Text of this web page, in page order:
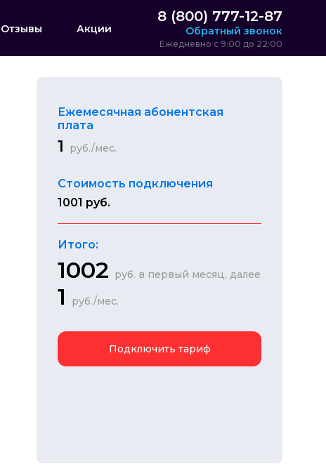
Отзывы Акции
8 (800) 777-12-87
Обратный звонок
Ежедневно с 9:00 до 22:00
Ежемесячная абонентская
плата
1 руб./мес.
Стоимость подключения
1001 руб.
Итого:
1002 руб. в первый месяц, далее
1 руб./мес.
Подключить тариф